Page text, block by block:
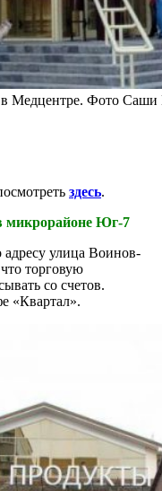
в Медцентре. Фото
здесь.
микрорайоне Юг-7
улица Воинов-
торговую
со счетов.
«Квартал».